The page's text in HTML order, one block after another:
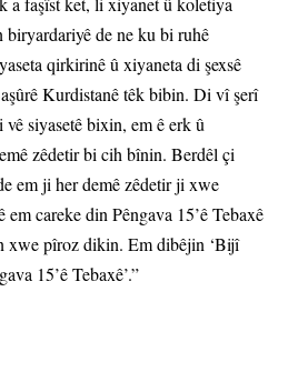
de ne ku bi ruhê
qirkirinê û xiyaneta di şexsê
Kurdistanê têk bibin. Di vî şerî
siyasetê bixin, em ê erk û
zêdetir bi cih bînin. Berdêl çi
em ji her demê zêdetir ji xwe
careke din Pêngava 15’ê Tebaxê
xwe pîroz dikin. Em dibêjin ‘Bijî
15’ê Tebaxê’.”